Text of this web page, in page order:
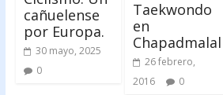
cañuelense
por Europa.
30 mayo, 2025
0
Taekwondo
en
Chapadmalal
26 febrero,
2016
0